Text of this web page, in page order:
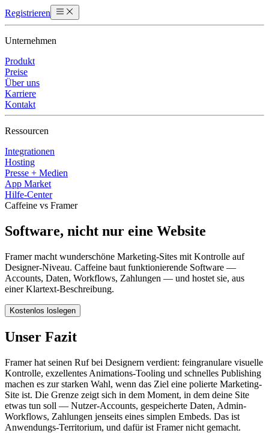
Registrieren
Unternehmen
Produkt
Preise
Über uns
Karriere
Kontakt
Ressourcen
Integrationen
Hosting
Presse + Medien
App Market
Hilfe-Center
Caffeine vs Framer
Software, nicht nur eine Website
Framer macht wunderschöne Marketing-Sites mit Kontrolle auf
Designer-Niveau. Caffeine baut funktionierende Software —
Accounts, Daten, Workflows, Zahlungen — und hostet sie, aus
einer Klartext-Beschreibung.
Kostenlos loslegen
Unser Fazit
Framer hat seinen Ruf bei Designern verdient: feingranulare visuelle
Kontrolle, exzellentes Animations-Tooling und schnelles Publishing
machen es zur starken Wahl, wenn das Ziel eine polierte Marketing-
Site ist. Die Grenze zeigt sich in dem Moment, in dem deine Site
etwas tun soll — Nutzer-Accounts, gespeicherte Daten, Admin-
Workflows, Zahlungen jenseits eines simplen Embeds. Das ist
Anwendungs-Territorium, und dafür ist Framer nicht gemacht.